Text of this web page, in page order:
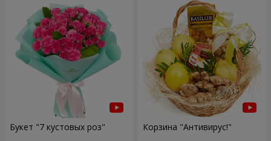
Букет "7 кустовых роз" Корзина "Антивирус!"